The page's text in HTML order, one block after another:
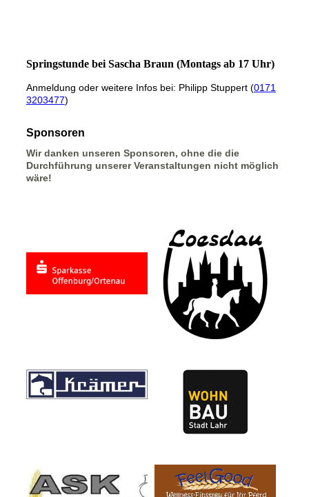
Springstunde bei Sascha Braun (Montags ab 17 Uhr)
Anmeldung oder weitere Infos bei: Philipp Stuppert (0171
3203477)
Sponsoren
Wir danken unseren Sponsoren, ohne die die
Durchführung unserer Veranstaltungen nicht möglich
wäre!